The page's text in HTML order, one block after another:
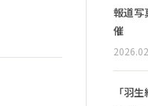
報道写
催
「羽